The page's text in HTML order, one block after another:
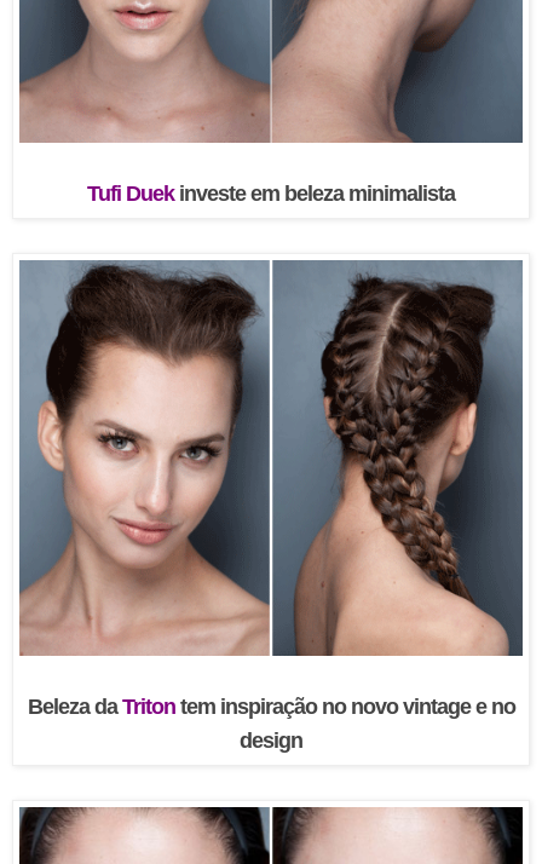
Tufi Duek investe em beleza minimalista
Beleza da Triton tem inspiração no novo vintage e no
design